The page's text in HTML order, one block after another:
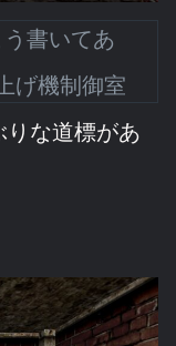
書いてあ
機制御室
な道標があ